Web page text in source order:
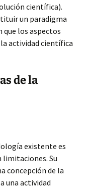
científica).
un paradigma
los aspectos
actividad científica
de la
existente es
Su
concepción de la
una actividad